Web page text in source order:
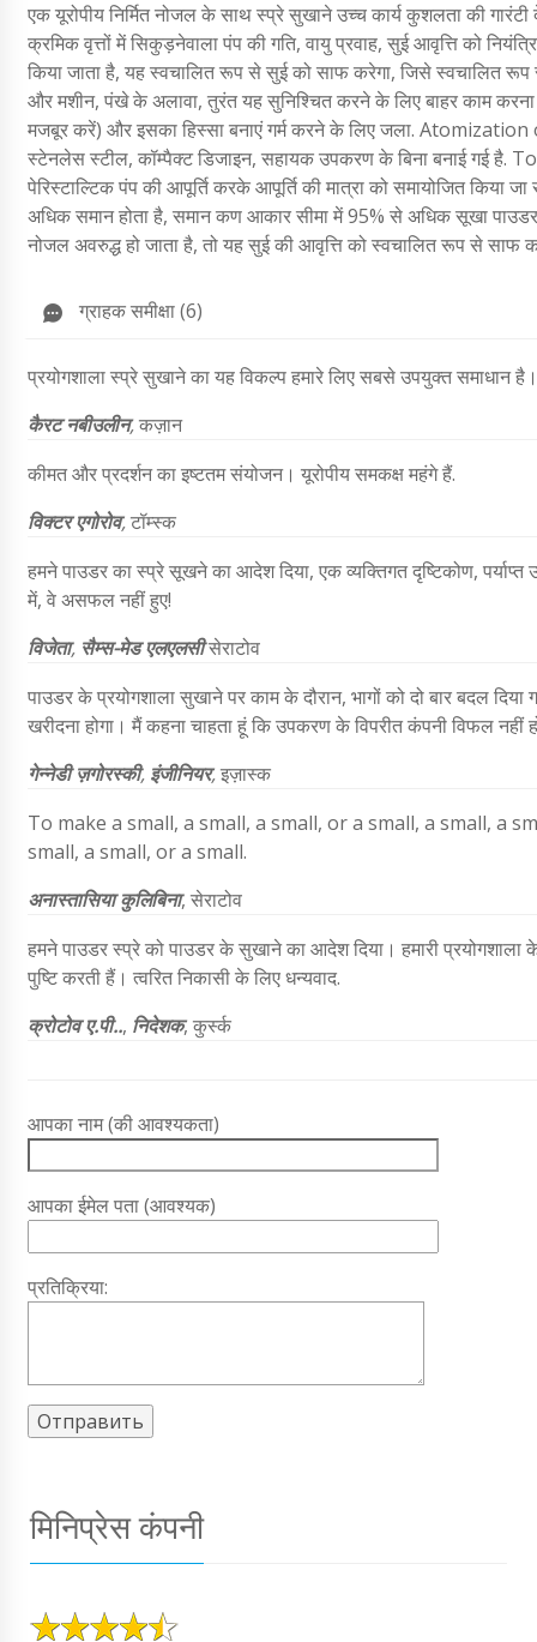
एक यूरोपीय निर्मित नोजल के साथ स्प्रे सुखाने उच्च कार्य कुशलता की गारंटी
क्रमिक वृत्तों में सिकुड़नेवाला पंप की गति, वायु प्रवाह, सुई आवृत्ति को
किया जाता है, यह स्वचालित रूप से सुई को साफ करेगा, जिसे स्वचालित रूप
और मशीन, पंखे के अलावा, तुरंत यह सुनिश्चित करने के लिए बाहर काम
मजबूर करें) और इसका हिस्सा बनाएं गर्म करने के लिए जला. Atomization
स्टेनलेस स्टील, कॉम्पैक्ट डिजाइन, सहायक उपकरण के बिना बनाई गई है.
पेरिस्टाल्टिक पंप की आपूर्ति करके आपूर्ति की मात्रा को समायोजित किया
अधिक समान होता है, समान कण आकार सीमा में 95% से अधिक सूखा
नोजल अवरुद्ध हो जाता है, तो यह सुई की आवृत्ति को स्वचालित रूप से साफ
ग्राहक समीक्षा (6)
प्रयोगशाला स्प्रे सुखाने का यह विकल्प हमारे लिए सबसे उपयुक्त समाधान
कैरट नबीउलीन,कज़ान
कीमत और प्रदर्शन का इष्टतम संयोजन। यूरोपीय समकक्ष महंगे हैं.
विक्टर एगोरोव,टॉम्स्क
हमने पाउडर का स्प्रे सूखने का आदेश दिया, एक व्यक्तिगत दृष्टिकोण,
में, वे असफल नहीं हुए!
विजेता, सैम्स-मेड एलएलसीसेराटोव
पाउडर के प्रयोगशाला सुखाने पर काम के दौरान, भागों को दो बार बदल
खरीदना होगा। मैं कहना चाहता हूं कि उपकरण के विपरीत कंपनी विफल नहीं
गेन्नेडी ज़गोरस्की, इंजीनियर,इज़ास्क
To make a small, a small, a small, or a small, a small, a
small, a small, or a small.
अनास्तासिया कुलिबिना, सेराटोव
हमने पाउडर स्प्रे को पाउडर के सुखाने का आदेश दिया। हमारी प्रयोगशाला
पुष्टि करती हैं। त्वरित निकासी के लिए धन्यवाद.
क्रोटोव ए.पी.., निदेशक, कुर्स्क
आपका नाम (की आवश्यकता)
आपका ईमेल पता (आवश्यक)
प्रतिक्रिया:
मिनिप्रेस कंपनी